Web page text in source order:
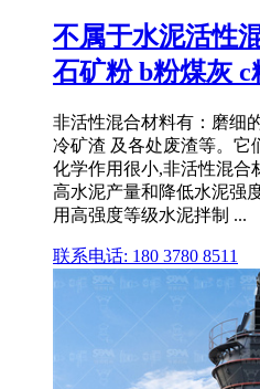
不属于水泥活性
石矿粉 b粉煤灰 c
非活性混合材料有：磨细
冷矿渣 及各处废渣等。它
化学作用很小,非活性混合
高水泥产量和降低水泥强
用高强度等级水泥拌制 ...
联系电话: 180 3780 8511